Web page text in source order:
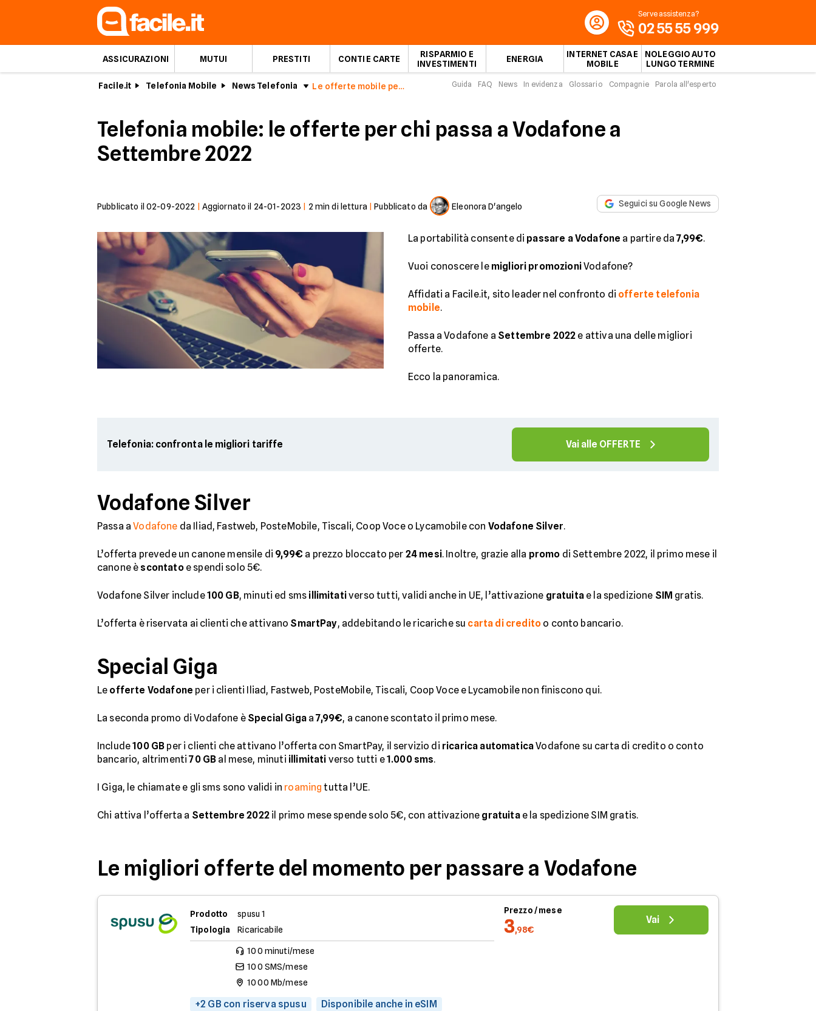
ASSICURAZIONI MUTUI PRESTITI CONTI E CARTE
RISPARMIO E
INVESTIMENTI
ENERGIA
INTERNET CASA E
MOBILE
NOLEGGIO AUTO
LUNGO TERMINE
Serve assistenza?
02 55 55 999
Facile.it Telefonia Mobile News Telefonia Le offerte mobile per chi passa a Vodafone a Settembre 2022 Guida FAQ News In evidenza Glossario Compagnie Parola all'esperto
Telefonia mobile: le offerte per chi passa a Vodafone a
Settembre 2022
Pubblicato il 02-09-2022 Aggiornato il 24-01-2023 2 min di lettura |Pubblicato da Eleonora D'angelo Seguici su Google News
La portabilità consente di passare a Vodafone a partire da7,99€.
Vuoi conoscere le migliori promozioniVodafone?
Affidati a Facile.it, sito leader nel confronto di offerte telefonia
mobile.
Passa a Vodafone a Settembre 2022 e attiva una delle migliori
offerte.
Ecco la panoramica.
Telefonia: confronta le migliori tariffe Vai alle OFFERTE
Vodafone Silver
Passa aVodafone da Iliad, Fastweb, PosteMobile, Tiscali, Coop Voce o Lycamobile con Vodafone Silver.
L’offerta prevede un canone mensile di 9,99€ a prezzo bloccato per 24 mesi. Inoltre, grazie alla promo di Settembre 2022, il primo mese il
canone è scontatoe spendi solo 5€.
Vodafone Silver include100 GB, minuti ed sms illimitativerso tutti, validi anche in UE, l’attivazione gratuitae la spedizione SIM gratis.
L’offerta è riservata ai clienti che attivano SmartPay, addebitando le ricariche su carta di credito o conto bancario.
Special Giga
Le offerte Vodafone per i clienti Iliad, Fastweb, PosteMobile, Tiscali, Coop Voce e Lycamobile non finiscono qui.
La seconda promo di Vodafone è Special Gigaa7,99€, a canone scontato il primo mese.
Include100 GB per i clienti che attivano l’offerta con SmartPay, il servizio di ricarica automaticaVodafone su carta di credito o conto
bancario, altrimenti70 GB al mese, minuti illimitati verso tutti e1.000 sms.
I Giga, le chiamate e gli sms sono validi in roaming tutta l’UE.
Chi attiva l’offerta a Settembre 2022il primo mese spende solo 5€, con attivazione gratuitae la spedizione SIM gratis.
Le migliori offerte del momento per passare a Vodafone
Prodotto
spusu 1
Tipologia
Ricaricabile
100 minuti/mese
100 SMS/mese
1000 Mb/mese
+2 GB con riserva spusu Disponibile anche in eSIM
Prezzo / mese
3,98€
Vai